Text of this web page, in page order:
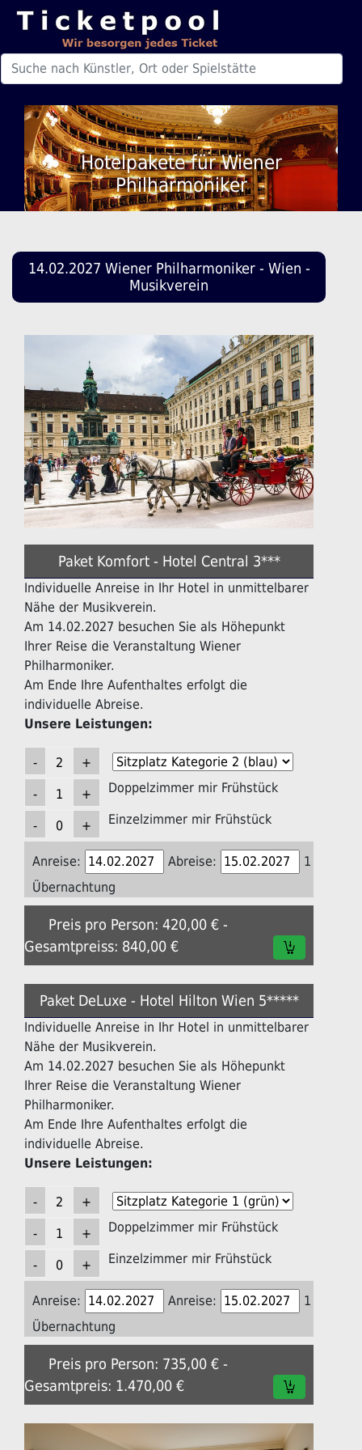
Hotelpakete für Wiener
Philharmoniker
14.02.2027 Wiener Philharmoniker - Wien -
Musikverein
Paket Komfort - Hotel Central 3***
Individuelle Anreise in Ihr Hotel in unmittelbarer
Nähe der Musikverein.
Am 14.02.2027 besuchen Sie als Höhepunkt
Ihrer Reise die Veranstaltung Wiener
Philharmoniker.
Am Ende Ihre Aufenthaltes erfolgt die
individuelle Abreise.
Unsere Leistungen:
Doppelzimmer mir Frühstück
Einzelzimmer mir Frühstück
Anreise: Abreise:
1
Übernachtung
Preis pro Person: 420,00 € -
Gesamtpreiss: 840,00 €
Paket DeLuxe - Hotel Hilton Wien 5*****
Individuelle Anreise in Ihr Hotel in unmittelbarer
Nähe der Musikverein.
Am 14.02.2027 besuchen Sie als Höhepunkt
Ihrer Reise die Veranstaltung Wiener
Philharmoniker.
Am Ende Ihre Aufenthaltes erfolgt die
individuelle Abreise.
Unsere Leistungen:
Doppelzimmer mir Frühstück
Einzelzimmer mir Frühstück
Anreise: Anreise:
1
Übernachtung
Preis pro Person: 735,00 € -
Gesamtpreis: 1.470,00 €